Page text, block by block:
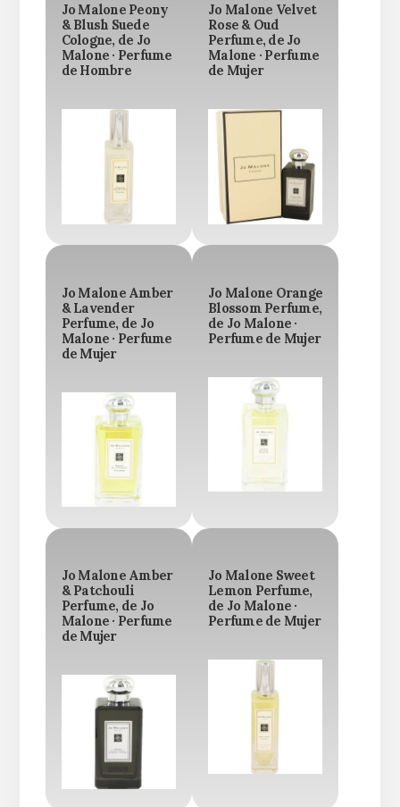
Jo Malone Peony
& Blush Suede
Cologne, de Jo
Malone · Perfume
de Hombre
Jo Malone Velvet
Rose & Oud
Perfume, de Jo
Malone · Perfume
de Mujer
Jo Malone Amber
& Lavender
Perfume, de Jo
Malone · Perfume
de Mujer
Jo Malone Orange
Blossom Perfume,
de Jo Malone ·
Perfume de Mujer
Jo Malone Amber
& Patchouli
Perfume, de Jo
Malone · Perfume
de Mujer
Jo Malone Sweet
Lemon Perfume,
de Jo Malone ·
Perfume de Mujer